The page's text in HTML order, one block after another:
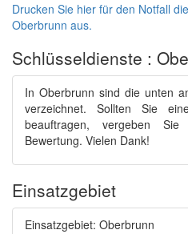
Drucken Sie hier für den Notfall
Oberbrunn aus.
Schlüsseldienste :
In Oberbrunn sind die unten
verzeichnet. Sollten Sie
beauftragen, vergeben
Bewertung. Vielen Dank!
Einsatzgebiet
Einsatzgebiet: Oberbrunn